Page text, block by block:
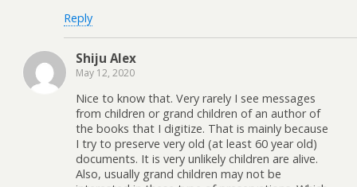
Reply
Shiju Alex
May 12, 2020
Nice to know that. Very rarely I see messages
from children or grand children of an author of
the books that I digitize. That is mainly because
I try to preserve very old (at least 60 year old)
documents. It is very unlikely children are alive.
Also, usually grand children may not be